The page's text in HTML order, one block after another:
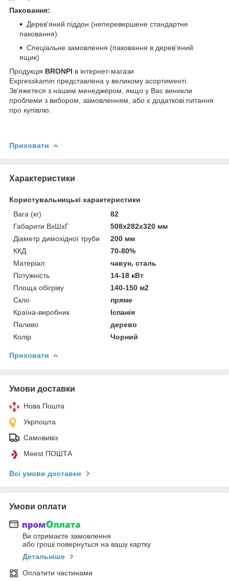
Паковання:
Дерев'яний піддон (неперевершене стандартне
паковання)
Спеціальне замовлення (паковання в дерев'яний
ящик)
Продукція BRONPI в інтернет-магази
Expresskamin представлена у великому асортименті.
Зв'яжетеся з нашим менеджером, якщо у Вас виникли
проблеми з вибором, замовленням, або є додаткові питання
про купівлю.
Приховати
Характеристики
Користувальницькі характеристики
Вага (кг)
82
Габарити ВхШхГ
508x282x320 мм
Діаметр димохідної труби
200 мм
ККД
70-80%
Матеріал
чавун, сталь
Потужність
14-18 кВт
Площа обігріву
140-150 м2
Скло
пряме
Країна-виробник
Іспанія
Паливо
дерево
Колір
Чорний
Приховати
Умови доставки
Нова Пошта
Укрпошта
Самовивіз
Meest ПОШТА
Всі умови доставки
Умови оплати
Ви отримаєте замовлення
або гроші повернуться на вашу картку
Детальніше
Оплатити частинами